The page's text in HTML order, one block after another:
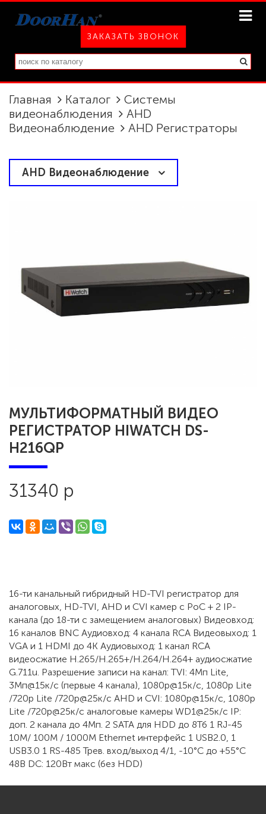
ЗАКАЗАТЬ ЗВОНОК
Главная Каталог
Системы
видеонаблюдения
AHD
Видеонаблюдение
AHD Регистраторы
AHD Видеонаблюдение
МУЛЬТИФОРМАТНЫЙ ВИДЕО
РЕГИСТРАТОР HIWATCH DS-
H216QP
31340 р
16-ти канальный гибридный HD-TVI регистратор для
аналоговых, HD-TVI, AHD и CVI камер c PoC + 2 IP-
канала (до 18-ти с замещением аналоговых) Видеовход:
16 каналов BNC Аудиовход: 4 канала RCA Видеовыход: 1
VGA и 1 HDMI до 4К Аудиовыход: 1 канал RCA
видеосжатие H.265/H.265+/H.264/H.264+ аудиосжатие
G.711u. Разрешение записи на канал: TVI: 4Мп Lite,
3Мп@15к/с (первые 4 канала), 1080p@15к/с, 1080p Lite
/720p Lite /720p@25к/с AHD и CVI: 1080p@15к/с, 1080p
Lite /720p@25к/с аналоговые камеры WD1@25к/с IP:
доп. 2 канала до 4Мп. 2 SATA для HDD до 8Тб 1 RJ-45
10M/ 100M / 1000M Ethernet интерфейс 1 USB2.0, 1
USB3.0 1 RS-485 Трев. вход/выход 4/1, -10°C до +55°C
48В DC: 120Вт макс (без HDD)